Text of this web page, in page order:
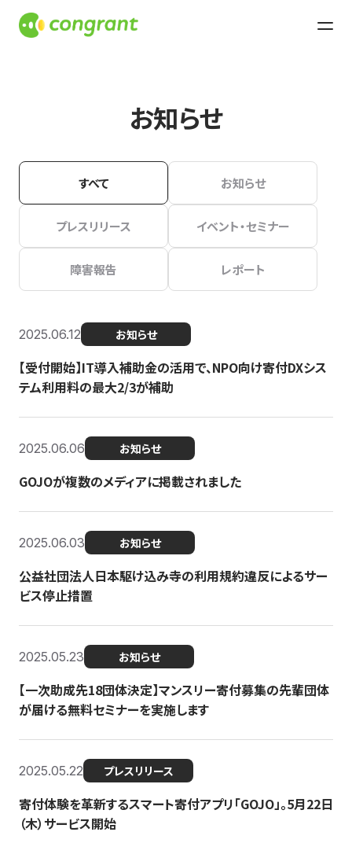
お知らせ
すべて お知らせ
プレスリリース イベント・セミナー
障害報告 レポート
2025.06.12 お知らせ
【受付開始】IT導入補助金の活用で、NPO向け寄付DXシス
テム利用料の最大2/3が補助
2025.06.06 お知らせ
GOJOが複数のメディアに掲載されました
2025.06.03 お知らせ
公益社団法人日本駆け込み寺の利用規約違反によるサー
ビス停止措置
2025.05.23 お知らせ
【一次助成先18団体決定】マンスリー寄付募集の先輩団体
が届ける無料セミナーを実施します
2025.05.22 プレスリリース
寄付体験を革新するスマート寄付アプリ「GOJO」。5月22日
（木）サービス開始